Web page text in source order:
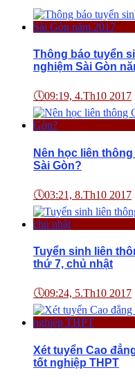
Thông báo tuyển
nghiệm Sài Gòn
🕔09:19, 4.Th10 2017
Nên học liên
Sài Gòn?
🕔03:21, 8.Th10 2017
Tuyển sinh liên
thứ 7, chủ nhật
🕔09:24, 5.Th10 2017
Xét tuyển Cao
tốt nghiệp THPT